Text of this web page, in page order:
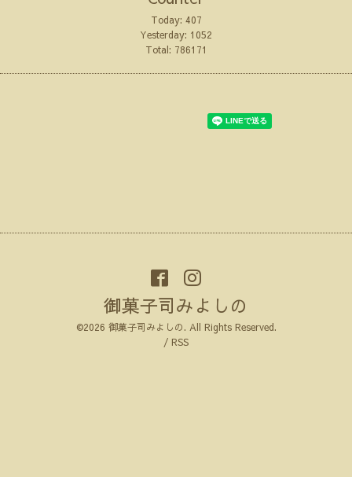
Today: 407
Yesterday: 1052
Total: 786171
御菓子司みよしの
©2026 御菓子司みよしの. All Rights Reserved.
/ RSS